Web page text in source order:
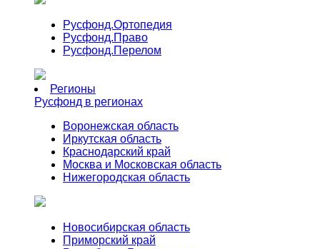
Русфонд.Ортопедия
Русфонд.Право
Русфонд.Перелом
Регионы
Русфонд в регионах
Воронежская область
Иркутская область
Краснодарский край
Москва и Московская область
Нижегородская область
Новосибирская область
Приморский край